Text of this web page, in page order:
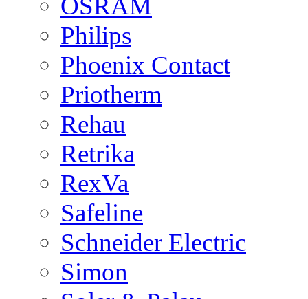
OSRAM
Philips
Phoenix Contact
Priotherm
Rehau
Retrika
RexVa
Safeline
Schneider Electric
Simon